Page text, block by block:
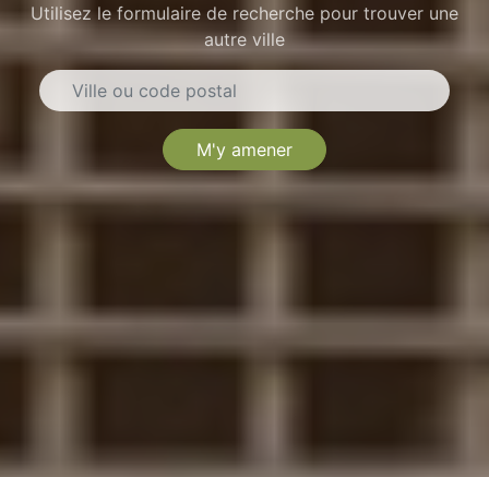
Utilisez le formulaire de recherche pour trouver une
autre ville
M'y amener